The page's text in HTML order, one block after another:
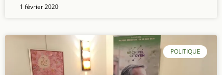
1 février 2020
POLITIQUE